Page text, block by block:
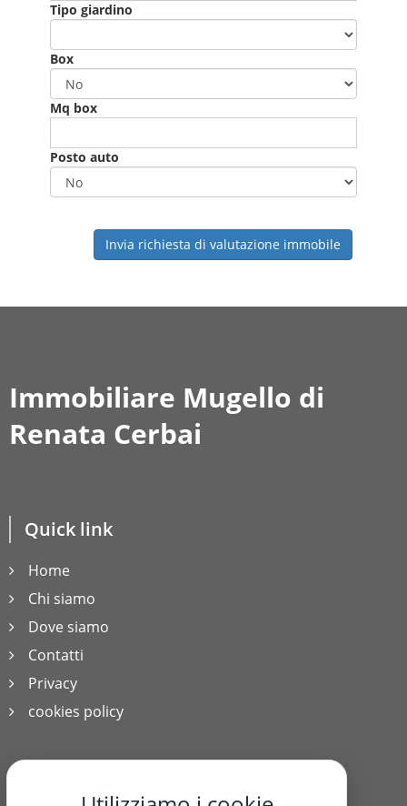
Tipo giardino
Box
Mq box
Posto auto
Invia richiesta di valutazione immobile
Immobiliare Mugello di
Renata Cerbai
Quick link
Home
Chi siamo
Dove siamo
Contatti
Privacy
cookies policy
Contatti